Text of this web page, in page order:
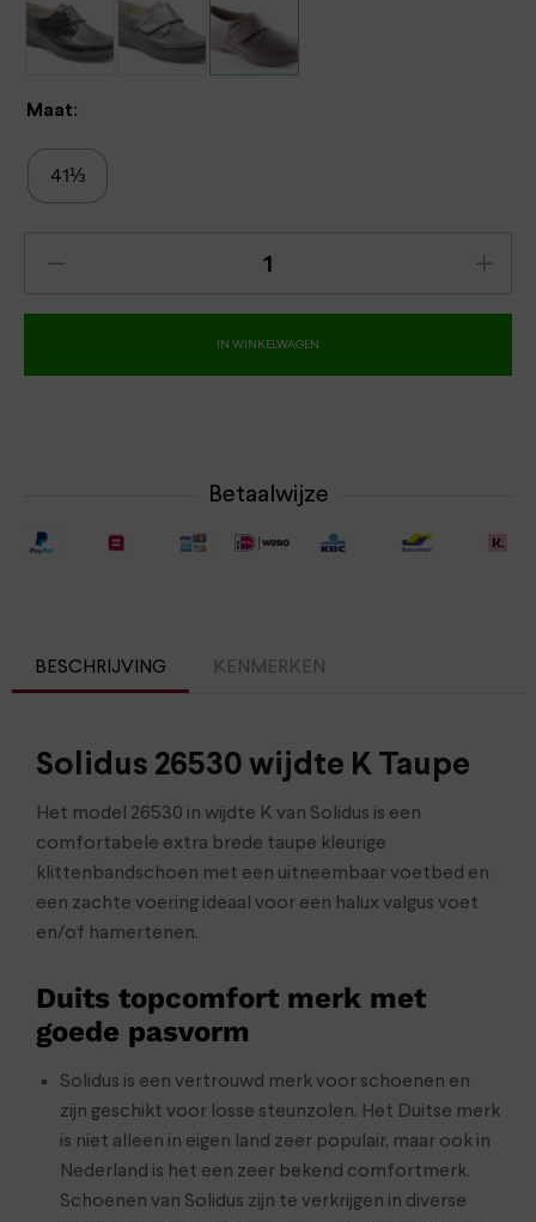
Maat:
41⅓
IN WINKELWAGEN
Betaalwijze
BESCHRIJVING KENMERKEN
Solidus 26530 wijdte K Taupe
Het model 26530 in wijdte K van Solidus is een
comfortabele extra brede taupe kleurige
klittenbandschoen met een uitneembaar voetbed en
een zachte voering ideaal voor een halux valgus voet
en/of hamertenen.
Duits topcomfort merk met
goede pasvorm
Solidus is een vertrouwd merk voor schoenen en
zijn geschikt voor losse steunzolen. Het Duitse merk
is niet alleen in eigen land zeer populair, maar ook in
Nederland is het een zeer bekend comfortmerk.
Schoenen van Solidus zijn te verkrijgen in diverse